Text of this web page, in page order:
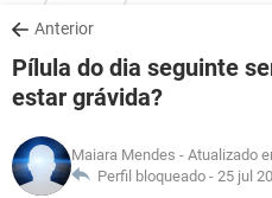
SAÚDE
FAMÍLIA
NUTRIÇÃO
Anterior
Pílula do dia seguinte
estar grávida?
Maiara Mendes - Atualizado
Perfil bloqueado - 25 jul